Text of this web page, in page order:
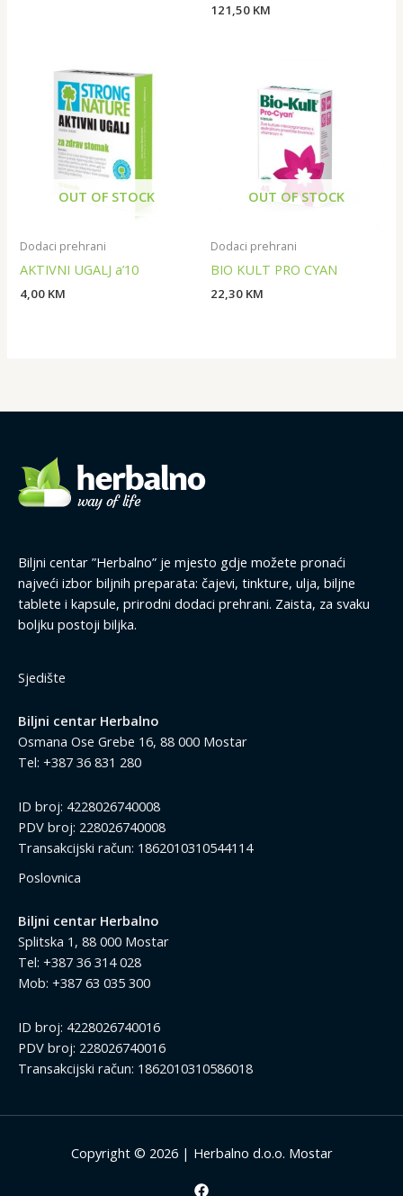
121,50 KM
OUT OF STOCK
Dodaci prehrani
AKTIVNI UGALJ a’10
4,00 KM
OUT OF STOCK
Dodaci prehrani
BIO KULT PRO CYAN
22,30 KM
Biljni centar ”Herbalno” je mjesto gdje možete pronaći
najveći izbor biljnih preparata: čajevi, tinkture, ulja, biljne
tablete i kapsule, prirodni dodaci prehrani. Zaista, za svaku
boljku postoji biljka.
Sjedište
Biljni centar Herbalno
Osmana Ose Grebe 16, 88 000 Mostar
Tel: +387 36 831 280
ID broj: 4228026740008
PDV broj: 228026740008
Transakcijski račun: 1862010310544114
Poslovnica
Biljni centar Herbalno
Splitska 1, 88 000 Mostar
Tel: +387 36 314 028
Mob: +387 63 035 300
ID broj: 4228026740016
PDV broj: 228026740016
Transakcijski račun: 1862010310586018
Copyright © 2026 | Herbalno d.o.o. Mostar